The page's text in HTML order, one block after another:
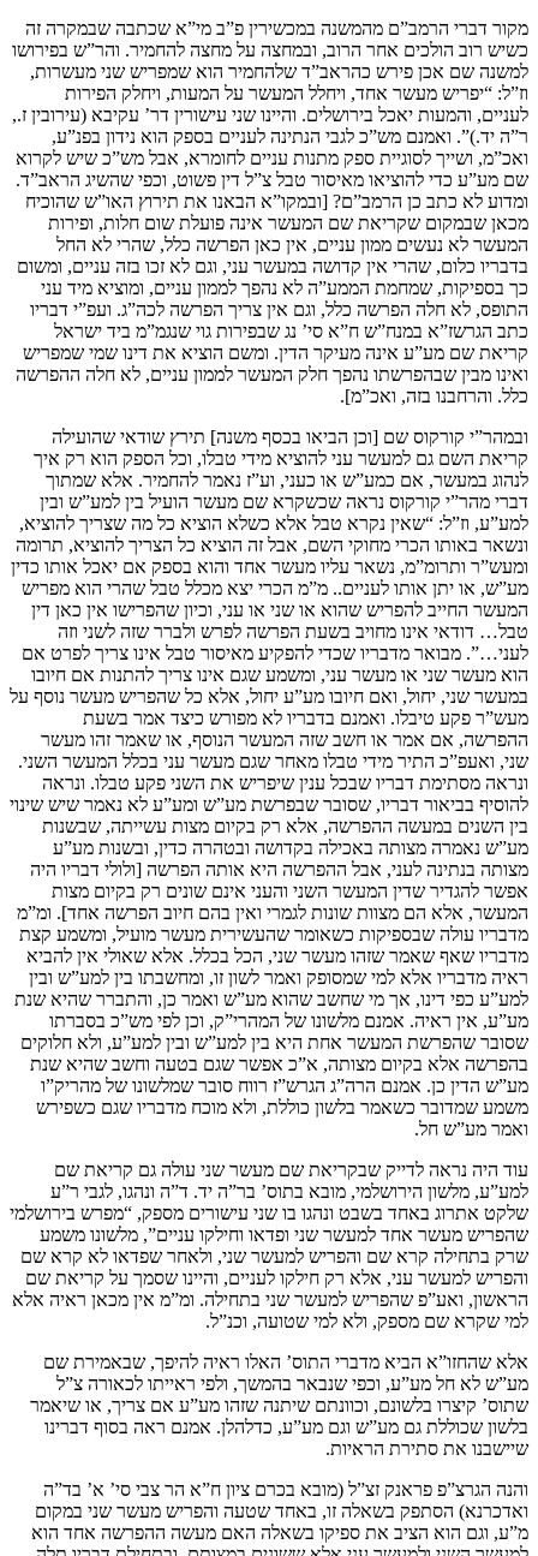
מקור דברי הרמב”ם מהמשנה במכשירין פ”ב מי”א שכתבה שבמקרה זה
כשיש רוב הולכים אחר הרוב, ובמחצה על מחצה להחמיר. והר”ש בפירושו
למשנה שם אכן פירש כהראב”ד שלהחמיר הוא שמפריש שני מעשרות,
וז”ל: “יפריש מעשר אחד, ויחלל המעשר על המעות, ויחלק הפירות
לעניים, והמעות יאכל בירושלים. והיינו שני עישורין דר’ עקיבא (עירובין ז.,
ר”ה יד.)”. ואמנם מש”כ לגבי הנתינה לעניים בספק הוא נידון בפנ”ע,
ואכ”מ, ושייך לסוגיית ספק מתנות עניים לחומרא, אבל מש”כ שיש לקרוא
שם מע”ע כדי להוציאו מאיסור טבל צ”ל דין פשוט, וכפי שהשיג הראב”ד.
ומדוע לא כתב כן הרמב”ם? [ובמקו”א הבאנו את תירוץ האו”ש שהוכיח
מכאן שבמקום שקריאת שם המעשר אינה פועלת שום חלות, ופירות
המעשר לא נעשים ממון עניים, אין כאן הפרשה כלל, שהרי לא החל
בדבריו כלום, שהרי אין קדושה במעשר עני, וגם לא זכו בזה עניים, ומשום
כך בספיקות, שמחמת הממע”ה לא נהפך לממון עניים, ומוציא מיד עני
התופס, לא חלה הפרשה כלל, וגם אין צריך הפרשה לכה”ג. ועפ”י דבריו
כתב הגרשז”א במנח”ש ח”א סי’ נג שבפירות גוי שנגמ”מ ביד ישראל
קריאת שם מע”ע אינה מעיקר הדין. ומשם הוציא את דינו שמי שמפריש
ואינו מבין שבהפרשתו נהפך חלק המעשר לממון עניים, לא חלה ההפרשה
כלל. והרחבנו בזה, ואכ”מ].
ובמהר”י קורקוס שם [וכן הביאו בכסף משנה] תירץ שודאי שהועילה
קריאת השם גם למעשר עני להוציא מידי טבלו, וכל הספק הוא רק איך
לנהוג במעשר, אם כמע”ש או כעני, וע”ז נאמר להחמיר. אלא שמתוך
דברי מהר”י קורקוס נראה שכשקרא שם מעשר הועיל בין למע”ש ובין
למע”ע, וז”ל: “שאין נקרא טבל אלא כשלא הוציא כל מה שצריך להוציא,
ונשאר באותו הכרי מחוקי השם, אבל זה הוציא כל הצריך להוציא, תרומה
ומעש”ר ותרומ”מ, נשאר עליו מעשר אחד והוא בספק אם יאכל אותו כדין
מע”ש, או יתן אותו לעניים.. מ”מ הכרי יצא מכלל טבל שהרי הוא מפריש
המעשר החייב להפריש שהוא או שני או עני, וכיון שהפרישו אין כאן דין
טבל… דודאי אינו מחויב בשעת הפרשה לפרש ולברר שזה לשני וזה
לעני…”. מבואר מדבריו שכדי להפקיע מאיסור טבל אינו צריך לפרט אם
הוא מעשר שני או מעשר עני, ומשמע שגם אינו צריך להתנות אם חיובו
במעשר שני, יחול, ואם חיובו מע”ע יחול, אלא כל שהפריש מעשר נוסף על
מעש”ר פקע טיבלו. ואמנם בדבריו לא מפורש כיצד אמר בשעת
ההפרשה, אם אמר או חשב שזה המעשר הנוסף, או שאמר זהו מעשר
שני, ואעפ”כ התיר מידי טבלו מאחר שגם מעשר עני בכלל המעשר השני.
ונראה מסתימת דבריו שבכל ענין שיפריש את השני פקע טבלו. ונראה
להוסיף בביאור דבריו, שסובר שבפרשת מע”ש ומע”ע לא נאמר שיש שינוי
בין השנים במעשה ההפרשה, אלא רק בקיום מצות עשייתה, שבשנות
מע”ש נאמרה מצותה באכילה בקדושה ובטהרה כדין, ובשנות מע”ע
מצותה בנתינה לעני, אבל ההפרשה היא אותה הפרשה [ולולי דבריו היה
אפשר להגדיר שדין המעשר השני והעני אינם שונים רק בקיום מצות
המעשר, אלא הם מצוות שונות לגמרי ואין בהם חיוב הפרשה אחד]. ומ”מ
מדבריו עולה שבספיקות כשאומר שהעשירית מעשר מועיל, ומשמע קצת
מדבריו שאף שאמר שזהו מעשר שני, הכל בכלל. אלא שאולי אין להביא
ראיה מדבריו אלא למי שמסופק ואמר לשון זו, ומחשבתו בין למע”ש ובין
למע”ע כפי דינו, אך מי שחשב שהוא מע”ש ואמר כן, והתברר שהיא שנת
מע”ע, אין ראיה. אמנם מלשונו של המהרי”ק, וכן לפי מש”כ בסברתו
שסובר שהפרשת המעשר אחת היא בין למע”ש ובין למע”ע, ולא חלוקים
בהפרשה אלא בקיום מצותה, א”כ אפשר שגם בטעה וחשב שהיא שנת
מע”ש הדין כן. אמנם הרה”ג הגרש”ז רווח סובר שמלשונו של מהריק”ו
משמע שמדובר כשאמר בלשון כוללת, ולא מוכח מדבריו שגם כשפירש
ואמר מע”ש חל.
עוד היה נראה לדייק שבקריאת שם מעשר שני עולה גם קריאת שם
למע”ע, מלשון הירושלמי, מובא בתוס’ בר”ה יד. ד”ה ונהגו, לגבי ר”ע
שלקט אתרוג באחד בשבט ונהגו בו שני עישורים מספק, “מפרש בירושלמי
שהפריש מעשר אחד למעשר שני ופדאו וחילקו עניים”, מלשונו משמע
שרק בתחילה קרא שם והפריש למעשר שני, ולאחר שפדאו לא קרא שם
והפריש למעשר עני, אלא רק חילקו לעניים, והיינו שסמך על קריאת שם
הראשון, ואע”פ שהפריש למעשר שני בתחילה. ומ”מ אין מכאן ראיה אלא
למי שקרא שם מספק, ולא למי שטועה, וכנ”ל.
אלא שהחזו”א הביא מדברי התוס’ האלו ראיה להיפך, שבאמירת שם
מע”ש לא חל מע”ע, וכפי שנבאר בהמשך, ולפי ראייתו לכאורה צ”ל
שתוס’ קיצרו בלשונם, וכוונתם שיתנה שזהו מע”ע אם צריך, או שיאמר
בלשון שכוללת גם מע”ש וגם מע”ע, כדלהלן. אמנם ראה בסוף דברינו
שיישבנו את סתירת הראיות.
והנה הגרצ”פ פראנק זצ”ל (מובא בכרם ציון ח”א הר צבי סי’ א’ בד”ה
ואדכרנא) הסתפק בשאלה זו, באחד שטעה והפריש מעשר שני במקום
מ”ע, וגם הוא הציב את ספיקו בשאלה האם מעשה ההפרשה אחד הוא